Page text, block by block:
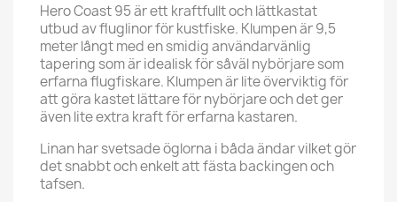
Hero Coast 95 är ett kraftfullt och lättkastat
utbud av fluglinor för kustfiske. Klumpen är 9,5
meter långt med en smidig användarvänlig
tapering som är idealisk för såväl nybörjare som
erfarna flugfiskare. Klumpen är lite överviktig för
att göra kastet lättare för nybörjare och det ger
även lite extra kraft för erfarna kastaren.
Linan har svetsade öglorna i båda ändar vilket gör
det snabbt och enkelt att fästa backingen och
tafsen.